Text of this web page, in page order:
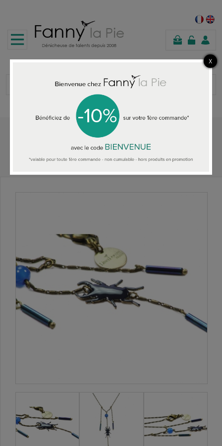
panier
Accueil
TOUS LES COLLIERS
Lina Poum Collier Scarabeus bleu nuit